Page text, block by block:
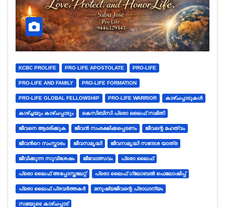
KCBC PROLIFE PRO LIFE APOSTOLATE PRO-LIFE
PRO-LIFE AND FAMILY PRO-LIFE FORMATION
PRO-LIFE GLOBAL FELLOWSHIP PRO-LIFE WARRIOR കാഴ്ചപ്പാടുകൾ
കാഴ്ച്ചയും കാഴ്ചപ്പാടും കെസിബിസി പ്രൊ ലൈഫ് സമിതി
ജീവനെ ആദരിക്കുക ജീവൻ സംരക്ഷിക്കപ്പെടണം ജീവന്റെ മഹത്വം
ജീവന്‍റെ സംസ്കാരം ജീവസമൃദ്ധി ജീവസമൃദ്ധി സന്ദേശ യാത്ര
ജീവിക്കുന്ന സുവിശേഷം ജീവോത്സവം പ്രൊ ലൈഫ്
പ്രൊ ലൈഫ് അപ്പോസ്തലേറ്റ് പ്രൊ ലൈഫ് ഗ്ലോബൽ ഫെലോഷിപ്പ്
പ്രൊ ലൈഫ് പ്രവർത്തകർ മനുഷ്യജീവന്റെ പ്രാധാന്യം
സഭയുടെ കാഴ്ചപ്പാട്